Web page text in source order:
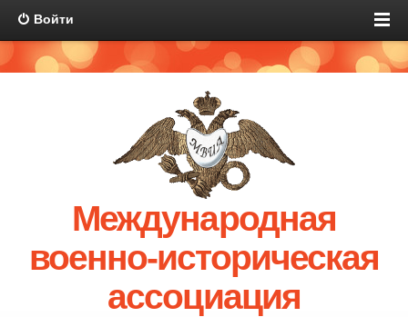
Войти
Международная
военно-историческая
ассоциация